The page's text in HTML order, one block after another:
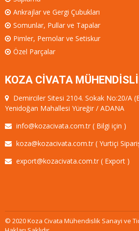
Ankrajlar ve Gergi Çubukları
Somunlar, Pullar ve Tapalar
Pimler, Pernolar ve Setiskur
Özel Parçalar
KOZA CİVATA
Demirciler Sitesi 2104. Sokak No:20/A
Yenidoğan Mahallesi Yüreğir / ADANA
info@kozacivata.com.tr ( Bilgi için )
koza@kozacivata.com.tr ( Yurtiçi
export@kozacivata.com.tr ( Export )
© 2020 Koza Civata Mühendislik Sanayi ve